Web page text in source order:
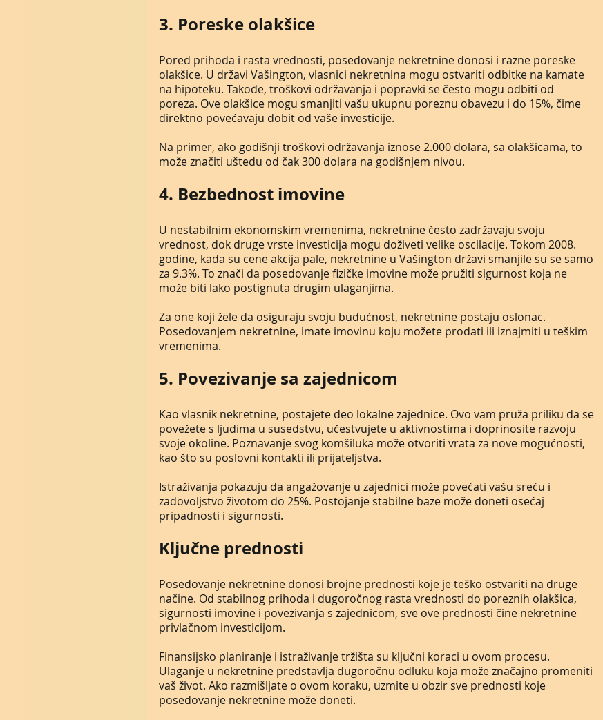
3. Poreske olakšice
Pored prihoda i rasta vrednosti, posedovanje nekretnine donosi i razne poreske
olakšice. U državi Vašington, vlasnici nekretnina mogu ostvariti odbitke na kamate
na hipoteku. Takođe, troškovi održavanja i popravki se često mogu odbiti od
poreza. Ove olakšice mogu smanjiti vašu ukupnu poreznu obavezu i do 15%, čime
direktno povećavaju dobit od vaše investicije.
Na primer, ako godišnji troškovi održavanja iznose 2.000 dolara, sa olakšicama, to
može značiti uštedu od čak 300 dolara na godišnjem nivou.
4. Bezbednost imovine
U nestabilnim ekonomskim vremenima, nekretnine često zadržavaju svoju
vrednost, dok druge vrste investicija mogu doživeti velike oscilacije. Tokom 2008.
godine, kada su cene akcija pale, nekretnine u Vašington državi smanjile su se samo
za 9.3%. To znači da posedovanje fizičke imovine može pružiti sigurnost koja ne
može biti lako postignuta drugim ulaganjima.
Za one koji žele da osiguraju svoju budućnost, nekretnine postaju oslonac.
Posedovanjem nekretnine, imate imovinu koju možete prodati ili iznajmiti u teškim
vremenima.
5. Povezivanje sa zajednicom
Kao vlasnik nekretnine, postajete deo lokalne zajednice. Ovo vam pruža priliku da se
povežete s ljudima u susedstvu, učestvujete u aktivnostima i doprinosite razvoju
svoje okoline. Poznavanje svog komšiluka može otvoriti vrata za nove mogućnosti,
kao što su poslovni kontakti ili prijateljstva.
Istraživanja pokazuju da angažovanje u zajednici može povećati vašu sreću i
zadovoljstvo životom do 25%. Postojanje stabilne baze može doneti osećaj
pripadnosti i sigurnosti.
Ključne prednosti
Posedovanje nekretnine donosi brojne prednosti koje je teško ostvariti na druge
načine. Od stabilnog prihoda i dugoročnog rasta vrednosti do poreznih olakšica,
sigurnosti imovine i povezivanja s zajednicom, sve ove prednosti čine nekretnine
privlačnom investicijom.
Finansijsko planiranje i istraživanje tržišta su ključni koraci u ovom procesu.
Ulaganje u nekretnine predstavlja dugoročnu odluku koja može značajno promeniti
vaš život. Ako razmišljate o ovom koraku, uzmite u obzir sve prednosti koje
posedovanje nekretnine može doneti.